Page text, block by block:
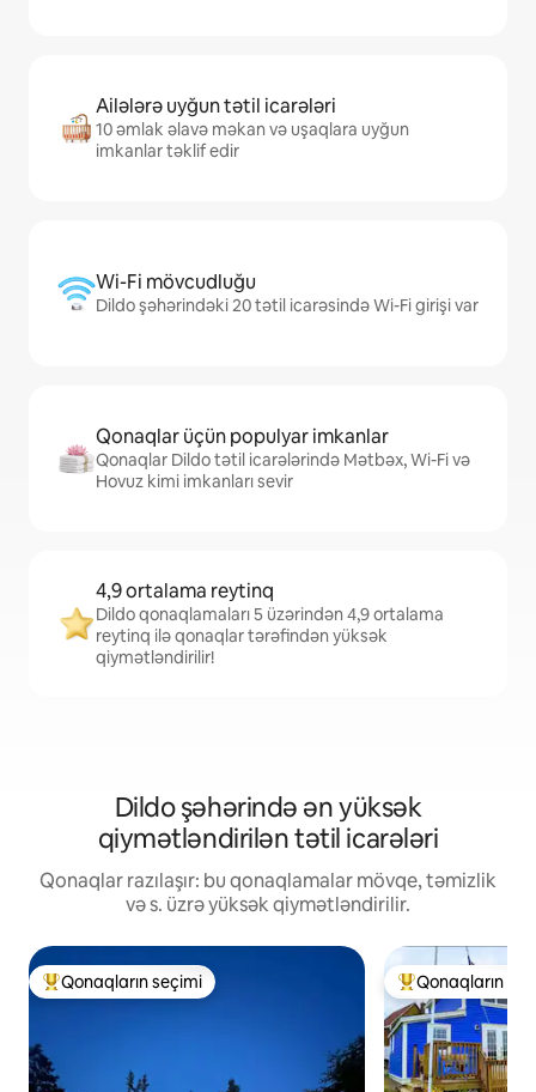
Ailələrə uyğun tətil icarələri
10 əmlak əlavə məkan və uşaqlara uyğun
imkanlar təklif edir
Wi-Fi mövcudluğu
Dildo şəhərindəki 20 tətil icarəsində Wi-Fi girişi var
Qonaqlar üçün populyar imkanlar
Qonaqlar Dildo tətil icarələrində Mətbəx, Wi-Fi və
Hovuz kimi imkanları sevir
4,9 ortalama reytinq
Dildo qonaqlamaları 5 üzərindən 4,9 ortalama
reytinq ilə qonaqlar tərəfindən yüksək
qiymətləndirilir!
Dildo şəhərində ən yüksək
qiymətləndirilən tətil icarələri
Qonaqlar razılaşır: bu qonaqlamalar mövqe, təmizlik
və s. üzrə yüksək qiymətləndirilir.
Populyar "Qonaqların seçimi"
Qonaqların seçimi Populyar
Qonaqların